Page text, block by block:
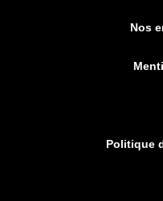
Nos
Politique